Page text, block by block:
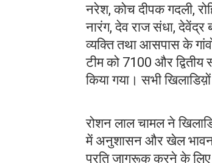
नरेश, कोच दीपक गदली,
नारंग, देव राज संधा,
व्यक्ति तथा आसपास के
टीम को 7100 और द्वितीय
किया गया। सभी
रोशन लाल चामल ने
में अनुशासन और खेल
प्रति जागरूक करने के लिए